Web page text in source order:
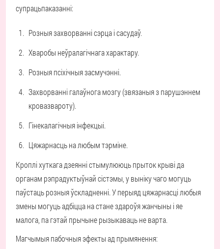
супрацьпаказанні:
Розныя захворванні сэрца і сасудаў.
Хваробы неўралагічнага характару.
Розныя псіхічныя засмучэнні.
Захворванні галаўнога мозгу (звязаныя з парушэннем
кровазвароту).
Гінекалагічныя інфекцыі.
Цяжарнасць на любым тэрміне.
Кроплі хуткага дзеянні стымулююць прыток крыві да
органам рэпрадуктыўнай сістэмы, у выніку чаго могуць
паўстаць розныя ўскладненні. У перыяд цяжарнасці любыя
змены могуць адбіцца на стане здароўя жанчыны і яе
малога, па гэтай прычыне рызыкаваць не варта.
Магчымыя пабочныя эфекты ад прымянення: